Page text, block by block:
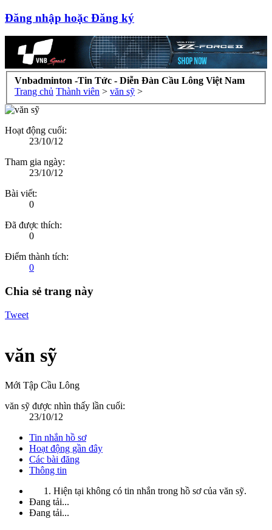
Đăng nhập hoặc Đăng ký
Vnbadminton -Tin Tức - Diễn Đàn Cầu Lông Việt Nam
Trang chủ Thành viên > văn sỹ >
Hoạt động cuối:
23/10/12
Tham gia ngày:
23/10/12
Bài viết:
0
Đã được thích:
0
Điểm thành tích:
0
Chia sẻ trang này
Tweet
văn sỹ
Mới Tập Cầu Lông
văn sỹ được nhìn thấy lần cuối:
23/10/12
Tin nhắn hồ sơ
Hoạt động gần đây
Các bài đăng
Thông tin
Hiện tại không có tin nhắn trong hồ sơ của văn sỹ.
Đang tải...
Đang tải...